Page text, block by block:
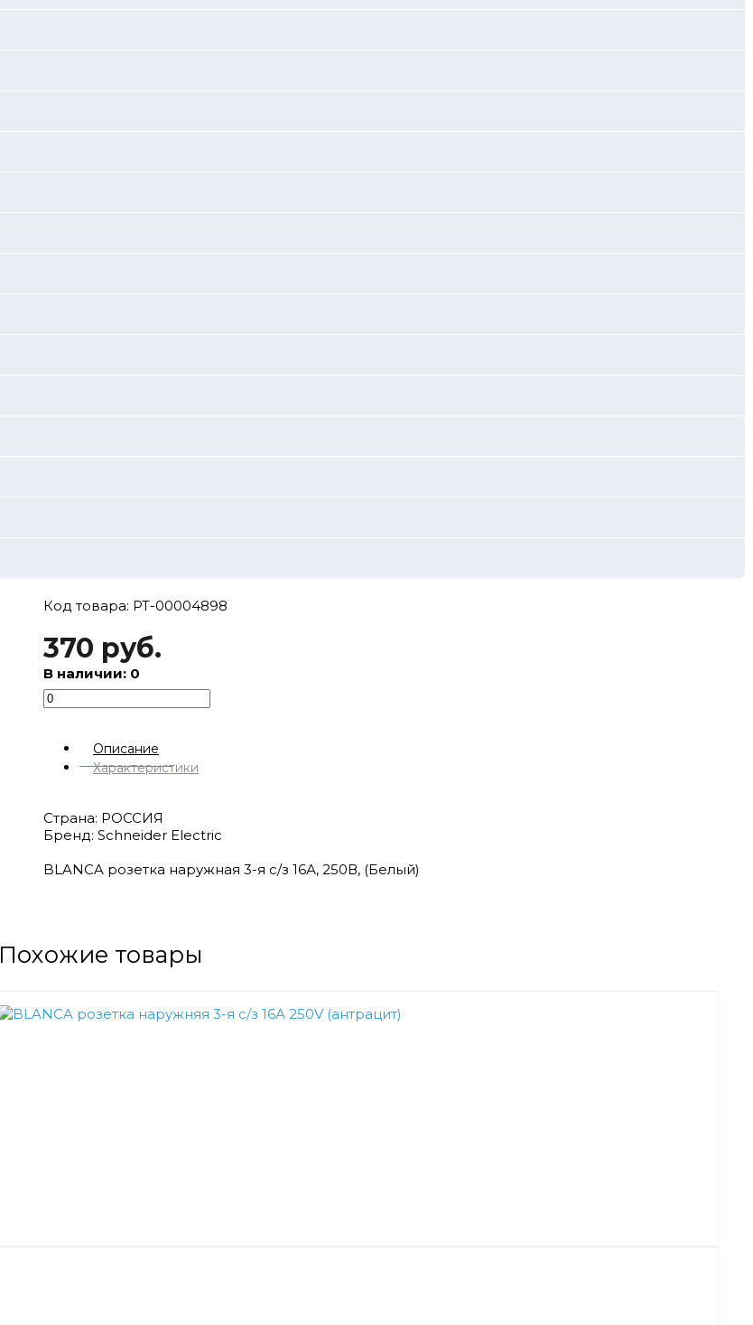
Код товара: РТ-00004898
370 руб.
В наличии: 0
Описание
Характеристики
Страна: РОССИЯ
Бренд: Schneider Electric
BLANCA розетка наружная 3-я с/з 16А, 250В, (Белый)
Похожие товары